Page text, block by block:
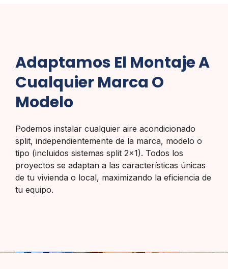
Adaptamos El Montaje A
Cualquier Marca O
Modelo
Podemos instalar cualquier aire acondicionado
split, independientemente de la marca, modelo o
tipo (incluidos sistemas split 2×1). Todos los
proyectos se adaptan a las características únicas
de tu vivienda o local, maximizando la eficiencia de
tu equipo.